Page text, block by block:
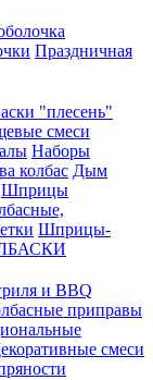
Праздничная
"плесень"
смеси
Наборы
колбас Дым
Шприцы
Шприцы-
и BBQ
приправы
смеси